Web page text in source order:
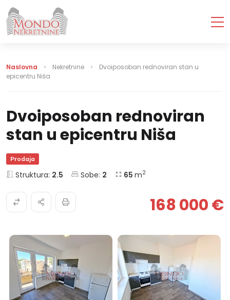
Naslovna Nekretnine
Dvoiposoban rednoviran stan u
epicentru Niša
Dvoiposoban rednoviran
stan u epicentru Niša
Prodaja
Struktura: 2.5 Sobe: 2 65 m2
168 000 €